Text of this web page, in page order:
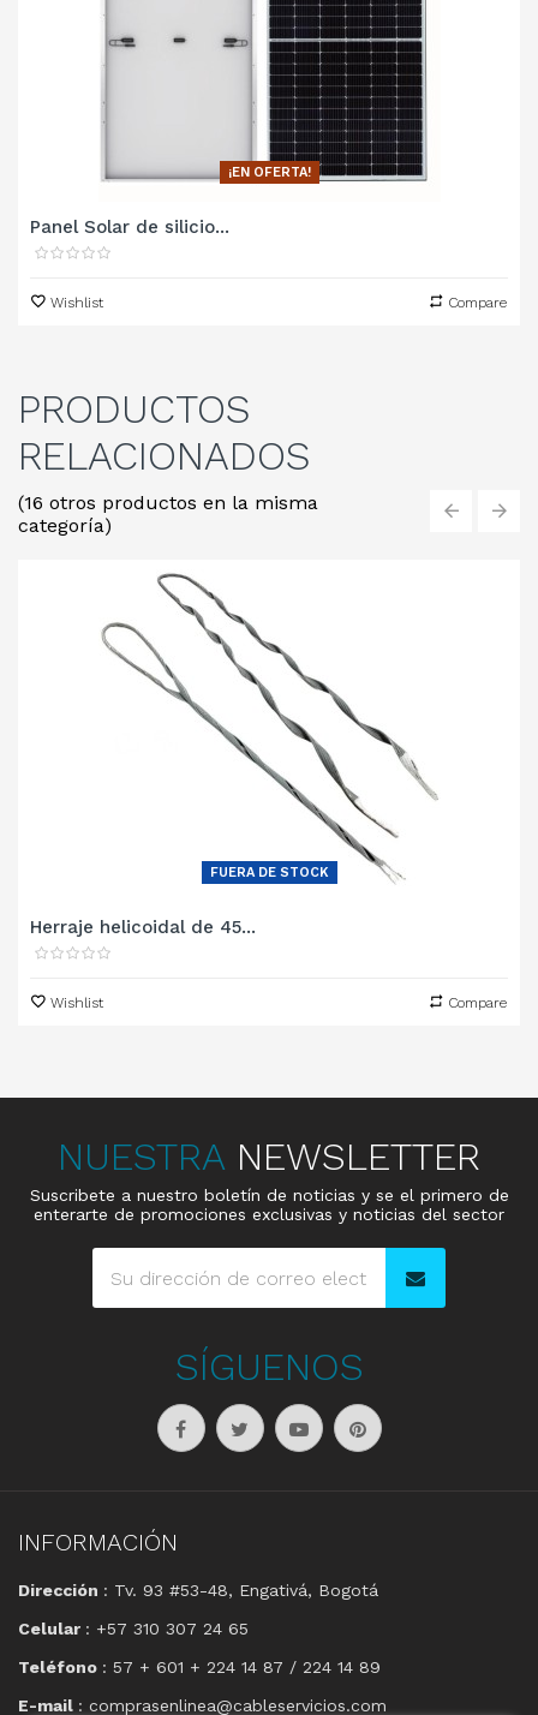
¡EN OFERTA!
Panel Solar de silicio...
Wishlist Compare
PRODUCTOS
RELACIONADOS
(16 otros productos en la misma
categoría)
FUERA DE STOCK
Herraje helicoidal de 45...
Wishlist Compare
NUESTRA NEWSLETTER
Suscribete a nuestro boletín de noticias y se el primero de
enterarte de promociones exclusivas y noticias del sector
SÍGUENOS
INFORMACIÓN
Dirección : Tv. 93 #53-48, Engativá, Bogotá
Celular : +57 310 307 24 65
Teléfono : 57 + 601 + 224 14 87 / 224 14 89
E-mail : comprasenlinea@cableservicios.com